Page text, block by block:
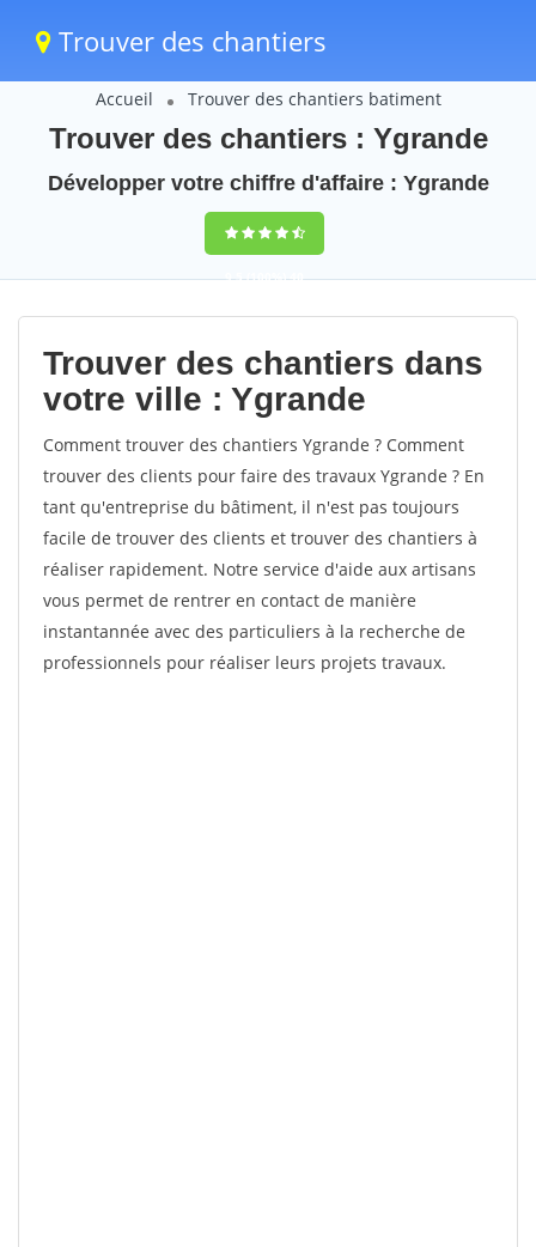
Trouver des chantiers
Accueil Trouver des chantiers batiment
Trouver des chantiers : Ygrande
Développer votre chiffre d'affaire : Ygrande
9,5(100%)40
votes
Trouver des chantiers dans
votre ville : Ygrande
Comment trouver des chantiers Ygrande ? Comment
trouver des clients pour faire des travaux Ygrande ? En
tant qu'entreprise du bâtiment, il n'est pas toujours
facile de trouver des clients et trouver des chantiers à
réaliser rapidement. Notre service d'aide aux artisans
vous permet de rentrer en contact de manière
instantannée avec des particuliers à la recherche de
professionnels pour réaliser leurs projets travaux.